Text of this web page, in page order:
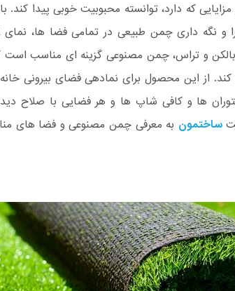
که دارد، توانسته محبوبیت خوبی پیدا کند.
و نگه داری چمن طبیعی در تمامی فضا ها،
بالکن و تراس، چمن مصنوعی گزینه ای مناسب است
از این محصول برای نمادهی فضای بیرونی
ها و کافی شاپ ها و هر فضایی با صلاح
ساختمون به معرفی چمن مصنوعی و فضا های